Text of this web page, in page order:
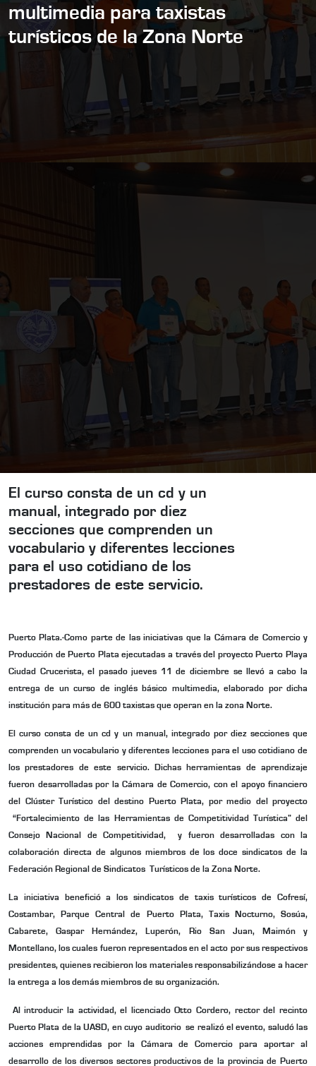
multimedia para taxistas
turísticos de la Zona Norte
El curso consta de un cd y un
manual, integrado por diez
secciones que comprenden un
vocabulario y diferentes lecciones
para el uso cotidiano de los
prestadores de este servicio.
Puerto Plata.-Como parte de las iniciativas que la Cámara de Comercio y
Producción de Puerto Plata ejecutadas a través del proyecto Puerto Playa
Ciudad Crucerista, el pasado jueves 11 de diciembre se llevó a cabo la
entrega de un curso de inglés básico multimedia, elaborado por dicha
institución para más de 600 taxistas que operan en la zona Norte.
El curso consta de un cd y un manual, integrado por diez secciones que
comprenden un vocabulario y diferentes lecciones para el uso cotidiano de
los prestadores de este servicio. Dichas herramientas de aprendizaje
fueron desarrolladas por la Cámara de Comercio, con el apoyo financiero
del Clúster Turístico del destino Puerto Plata, por medio del proyecto
“Fortalecimiento de las Herramientas de Competitividad Turística” del
Consejo Nacional de Competitividad, y fueron desarrolladas con la
colaboración directa de algunos miembros de los doce sindicatos de la
Federación Regional de Sindicatos Turísticos de la Zona Norte.
La iniciativa benefició a los sindicatos de taxis turísticos de Cofresí,
Costambar, Parque Central de Puerto Plata, Taxis Nocturno, Sosúa,
Cabarete, Gaspar Hernández, Luperón, Rio San Juan, Maimón y
Montellano, los cuales fueron representados en el acto por sus respectivos
presidentes, quienes recibieron los materiales responsabilizándose a hacer
la entrega a los demás miembros de su organización.
Al introducir la actividad, el licenciado Otto Cordero, rector del recinto
Puerto Plata de la UASD, en cuyo auditorio se realizó el evento, saludó las
acciones emprendidas por la Cámara de Comercio para aportar al
desarrollo de los diversos sectores productivos de la provincia de Puerto